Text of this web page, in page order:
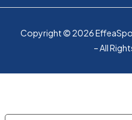
Copyright © 2026
– All